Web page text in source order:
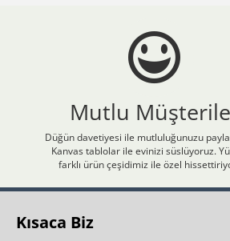
Mutlu
Düğün davetiyesi ile mutluluğunuzu
Kanvas tablolar ile evinizi süslüyoruz.
farklı ürün çeşidimiz ile özel
Kısaca Biz